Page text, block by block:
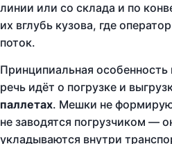
линии или со склада и по
их вглубь кузова, где
поток.
Принципиальная особенность
речь идёт о погрузке и
паллетах. Мешки не
не заводятся погрузчиком —
укладываются внутри